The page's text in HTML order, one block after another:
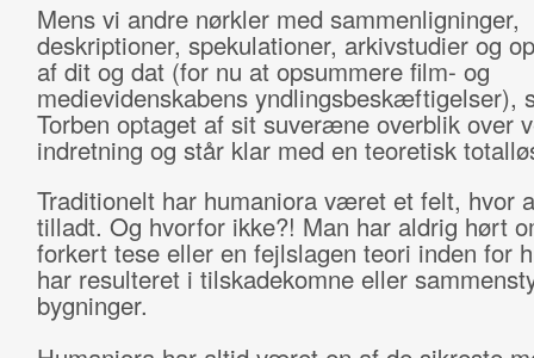
Mens vi andre nørkler med sammenligninger,
deskriptioner, spekulationer, arkivstudier og
af dit og dat (for nu at opsummere film- og
medievidenskabens yndlingsbeskæftigelser),
Torben optaget af sit suveræne overblik over
indretning og står klar med en teoretisk
Traditionelt har humaniora været et felt, hvor
tilladt. Og hvorfor ikke?! Man har aldrig hørt
forkert tese eller en fejlslagen teori inden for
har resulteret i tilskadekomne eller
bygninger.